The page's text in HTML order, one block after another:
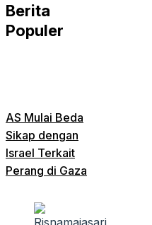
Berita
Populer
AS Mulai Beda
Sikap dengan
Israel Terkait
Perang di Gaza